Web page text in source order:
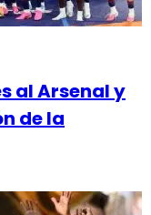
al Arsenal y
de la